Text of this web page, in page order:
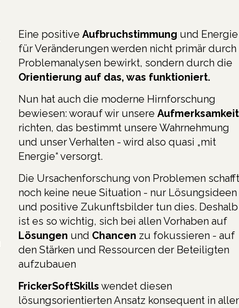
Eine positive Aufbruchstimmung und Energie
für Veränderungen werden nicht primär durch
Problemanalysen bewirkt, sondern durch die
Orientierung auf das, was funktioniert.
Nun hat auch die moderne Hirnforschung
bewiesen: worauf wir unsere Aufmerksamkeit
richten, das bestimmt unsere Wahrnehmung
und unser Verhalten - wird also quasi „mit
Energie“ versorgt.
Die Ursachenforschung von Problemen schafft
noch keine neue Situation - nur Lösungsideen
und positive Zukunftsbilder tun dies. Deshalb
ist es so wichtig, sich bei allen Vorhaben auf
Lösungen und Chancen zu fokussieren - auf
den Stärken und Ressourcen der Beteiligten
aufzubauen
FrickerSoftSkills wendet diesen
lösungsorientierten Ansatz konsequent in